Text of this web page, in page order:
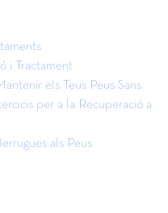
i Tractament
els Teus Peus Sans
per a la Recuperació a
als Peus